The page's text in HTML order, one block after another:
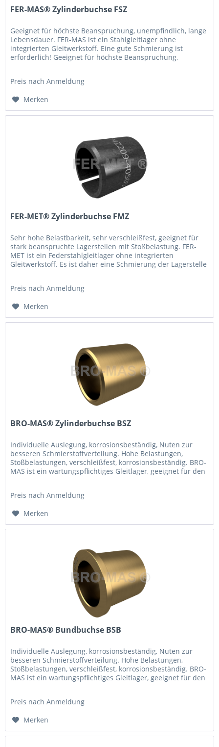
FER-MAS® Zylinderbuchse FSZ
Geeignet für höchste Beanspruchung, unempfindlich, lange
Lebensdauer. FER-MAS ist ein Stahlgleitlager ohne
integrierten Gleitwerkstoff. Eine gute Schmierung ist
erforderlich! Geeignet für höchste Beanspruchung,
Preis nach Anmeldung
Merken
FER-MET® Zylinderbuchse FMZ
Sehr hohe Belastbarkeit, sehr verschleißfest, geeignet für
stark beanspruchte Lagerstellen mit Stoßbelastung. FER-
MET ist ein Federstahlgleitlager ohne integrierten
Gleitwerkstoff. Es ist daher eine Schmierung der Lagerstelle
Preis nach Anmeldung
Merken
BRO-MAS® Zylinderbuchse BSZ
Individuelle Auslegung, korrosionsbeständig, Nuten zur
besseren Schmierstoffverteilung. Hohe Belastungen,
Stoßbelastungen, verschleißfest, korrosionsbeständig. BRO-
MAS ist ein wartungspflichtiges Gleitlager, geeignet für den
Preis nach Anmeldung
Merken
BRO-MAS® Bundbuchse BSB
Individuelle Auslegung, korrosionsbeständig, Nuten zur
besseren Schmierstoffverteilung. Hohe Belastungen,
Stoßbelastungen, verschleißfest, korrosionsbeständig. BRO-
MAS ist ein wartungspflichtiges Gleitlager, geeignet für den
Preis nach Anmeldung
Merken